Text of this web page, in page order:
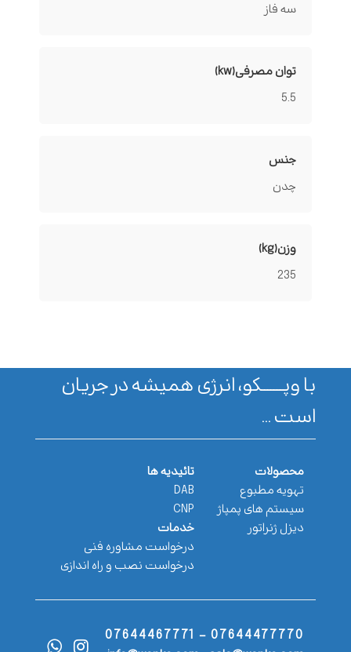
سه فاز
توان مصرفی(kw)
5.5
جنس
چدن
وزن(kg)
235
با وپـــــــکو، انرژی همیشه در جریان
است ...
محصولات
تهویه مطبوع
سیستم های پمپاژ
دیزل ژنراتور
تائیدیه ها
DAB
CNP
خدمات
درخواست مشاوره فنی
درخواست نصب و راه اندازی
07644477770 - 07644467771